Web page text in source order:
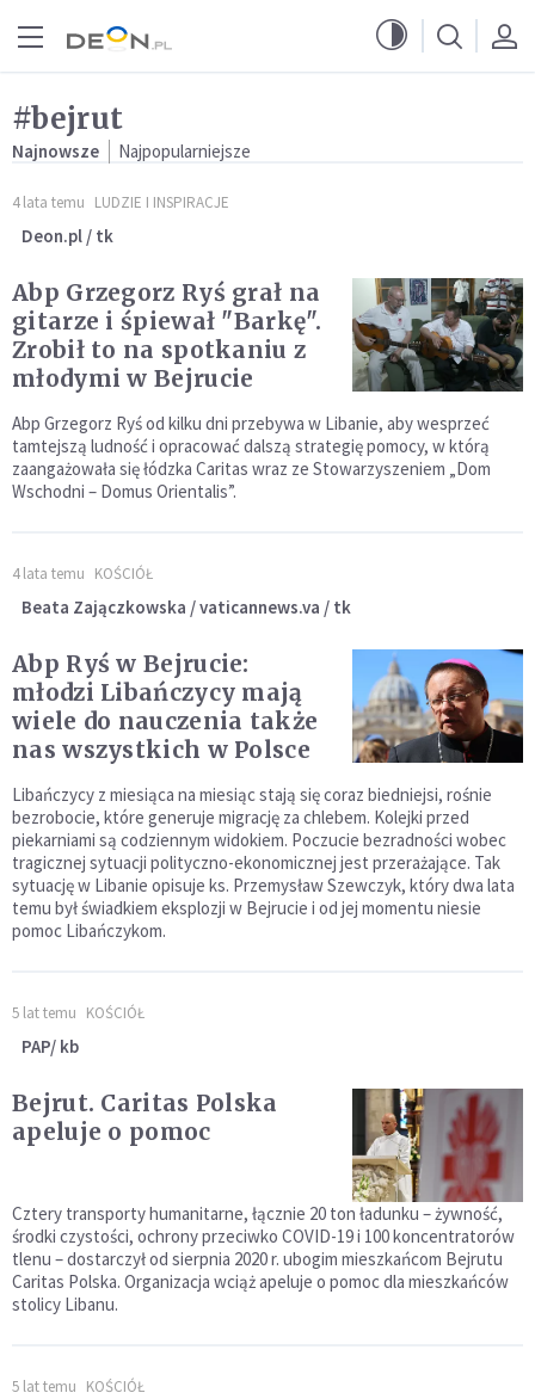
#bejrut
Najnowsze Najpopularniejsze
4 lata temu LUDZIE I INSPIRACJE
Deon.pl / tk
Abp Grzegorz Ryś grał na
gitarze i śpiewał "Barkę".
Zrobił to na spotkaniu z
młodymi w Bejrucie
Abp Grzegorz Ryś od kilku dni przebywa w Libanie, aby wesprzeć
tamtejszą ludność i opracować dalszą strategię pomocy, w którą
zaangażowała się łódzka Caritas wraz ze Stowarzyszeniem „Dom
Wschodni – Domus Orientalis”.
4 lata temu KOŚCIÓŁ
Beata Zajączkowska / vaticannews.va / tk
Abp Ryś w Bejrucie:
młodzi Libańczycy mają
wiele do nauczenia także
nas wszystkich w Polsce
Libańczycy z miesiąca na miesiąc stają się coraz biedniejsi, rośnie
bezrobocie, które generuje migrację za chlebem. Kolejki przed
piekarniami są codziennym widokiem. Poczucie bezradności wobec
tragicznej sytuacji polityczno-ekonomicznej jest przerażające. Tak
sytuację w Libanie opisuje ks. Przemysław Szewczyk, który dwa lata
temu był świadkiem eksplozji w Bejrucie i od jej momentu niesie
pomoc Libańczykom.
5 lat temu KOŚCIÓŁ
PAP/ kb
Bejrut. Caritas Polska
apeluje o pomoc
Cztery transporty humanitarne, łącznie 20 ton ładunku – żywność,
środki czystości, ochrony przeciwko COVID-19 i 100 koncentratorów
tlenu – dostarczył od sierpnia 2020 r. ubogim mieszkańcom Bejrutu
Caritas Polska. Organizacja wciąż apeluje o pomoc dla mieszkańców
stolicy Libanu.
5 lat temu KOŚCIÓŁ